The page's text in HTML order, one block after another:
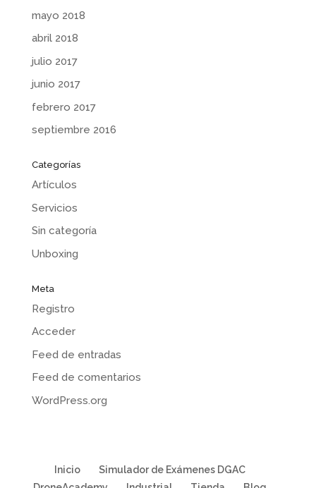
mayo 2018
abril 2018
julio 2017
junio 2017
febrero 2017
septiembre 2016
Categorías
Artículos
Servicios
Sin categoría
Unboxing
Meta
Registro
Acceder
Feed de entradas
Feed de comentarios
WordPress.org
Inicio
Simulador de Exámenes DGAC